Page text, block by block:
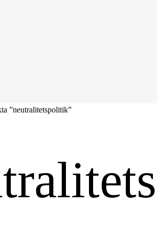
”neutralitetspolitik”